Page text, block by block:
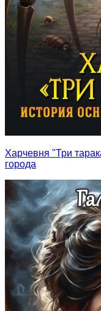
Харчевня "Три
города